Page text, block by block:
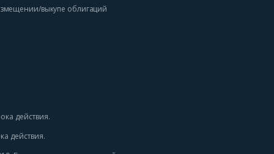
выкупе облигаций
действия.
действия.